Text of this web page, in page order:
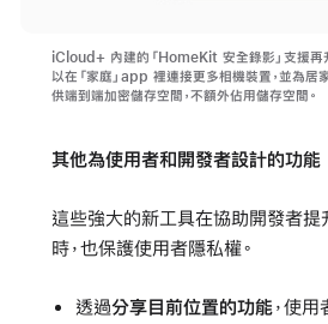
iCloud+ 內建的「HomeKit 安全錄影」支援再
以在「家庭」app 裡連接更多相機裝置，並為居
供端到端加密儲存空間，不額外佔用儲存空間。
其他為使用者和開發者設計的功能
這些強大的新工具在協助開發者
時，也保護使用者隱私權。
透過分享目前位置的功能 ，使